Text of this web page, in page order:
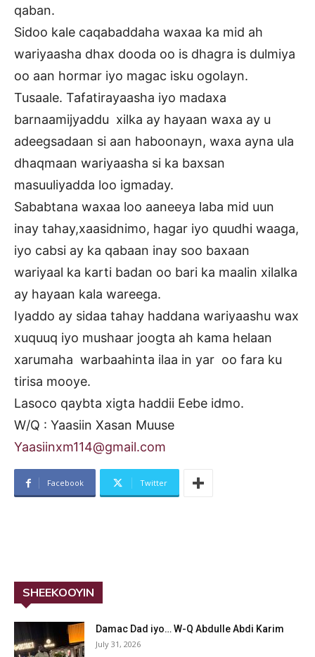
qaban.
Sidoo kale caqabaddaha waxaa ka mid ah
wariyaasha dhax dooda oo is dhagra is dulmiya
oo aan hormar iyo magac isku ogolayn.
Tusaale. Tafatirayaasha iyo madaxa
barnaamijyaddu xilka ay hayaan waxa ay u
adeegsadaan si aan haboonayn, waxa ayna ula
dhaqmaan wariyaasha si ka baxsan
masuuliyadda loo igmaday.
Sababtana waxaa loo aaneeya laba mid uun
inay tahay,xaasidnimo, hagar iyo quudhi waaga,
iyo cabsi ay ka qabaan inay soo baxaan
wariyaal ka karti badan oo bari ka maalin xilalka
ay hayaan kala wareega.
Iyaddo ay sidaa tahay haddana wariyaashu wax
xuquuq iyo mushaar joogta ah kama helaan
xarumaha warbaahinta ilaa in yar oo fara ku
tirisa mooye.
Lasoco qaybta xigta haddii Eebe idmo.
W/Q : Yaasiin Xasan Muuse
Yaasiinxm114@gmail.com
Facebook Twitter
SHEEKOOYIN
Damac Dad iyo… W-Q Abdulle Abdi Karim
July 31, 2026